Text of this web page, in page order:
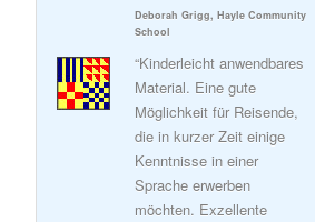
Deborah Grigg, Hayle Community
School
“Kinderleicht anwendbares
Material. Eine gute
Möglichkeit für Reisende,
die in kurzer Zeit einige
Kenntnisse in einer
Sprache erwerben
möchten. Exzellente